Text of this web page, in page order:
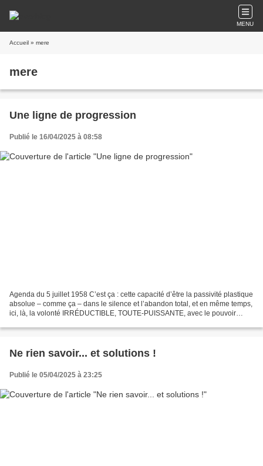
MENU
Accueil » mere
mere
Une ligne de progression
Publié le 16/04/2025 à 08:58
Agenda du 5 juillet 1958 C’est ça : cette capacité d’être la passivité plastique
absolue – comme ça – dans le silence et l’abandon total, et en même temps,
ici, là, la volonté IRRÉDUCTIBLE, TOUTE-PUISSANTE, avec le pouvoir
Ne rien savoir... et solutions !
Publié le 05/04/2025 à 23:25